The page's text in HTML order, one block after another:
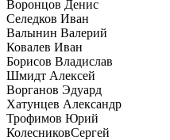
Воронцов Денис
Селедков Иван
Валынин Валерий
Ковалев Иван
Борисов Владислав
Шмидт Алексей
Ворганов Эдуард
Хатунцев Александр
Трофимов Юрий
КолесниковСергей